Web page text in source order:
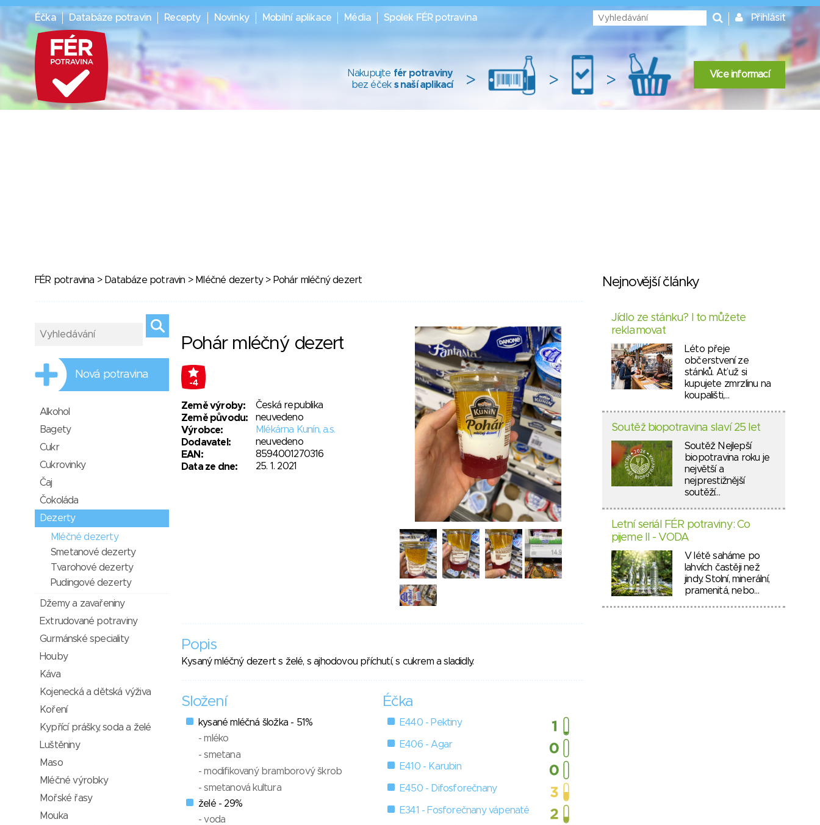
Éčka Databáze potravin Recepty Novinky Mobilní aplikace Média Spolek FÉR potravina Přihlásit
Nakupujte fér potraviny
bez éček s naší aplikací > > > Více informací
FÉR potravina > Databáze potravin > Mléčné dezerty> Pohár mléčný dezert
Pohár mléčný dezert
-4
Země výroby:
Česká republika
Země původu:
neuvedeno
Výrobce:
Mlékárna Kunín, a.s.
Dodavatel:
neuvedeno
EAN:
8594001270316
Data ze dne:
25. 1. 2021
Popis
Kysaný mléčný dezert s želé, s ajhodovou příchutí, s cukrem a sladidly.
Složení
kysané mléčná šložka - 51%
- mléko
- smetana
- modifikovaný bramborový škrob
- smetanová kultura
želé - 29%
- voda
Éčka
E440 - Pektiny
E406 - Agar
E410 - Karubin
E450 - Difosforečnany
E341 - Fosforečnany vápenaté
Nová potravina
Alkohol
Bagety
Cukr
Cukrovinky
Čaj
Čokoláda
Dezerty
Mléčné dezerty
Smetanové dezerty
Tvarohové dezerty
Pudingové dezerty
Džemy a zavařeniny
Extrudované potraviny
Gurmánské speciality
Houby
Káva
Kojenecká a dětská výživa
Koření
Kypřící prášky, soda a želé
Luštěniny
Maso
Mléčné výrobky
Mořské řasy
Mouka
Nejnovější články
Jídlo ze stánku? I to můžete
reklamovat
Léto přeje
občerstvení ze
stánků. Ať už si
kupujete zmrzlinu na
koupališti,…
Soutěž biopotravina slaví 25 let
Soutěž Nejlepší
biopotravina roku je
největší a
nejprestižnější
soutěží…
Letní seriál FÉR potraviny: Co
pijeme II - VODA
V létě saháme po
lahvích častěji než
jindy. Stolní, minerální,
pramenitá, nebo…